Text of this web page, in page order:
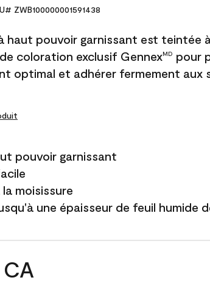
ZWB100000001591438
haut pouvoir garnissant est teintée
coloration exclusif GennexMD pour
optimal et adhérer fermement aux
pouvoir garnissant
moisissure
une épaisseur de feuil humide